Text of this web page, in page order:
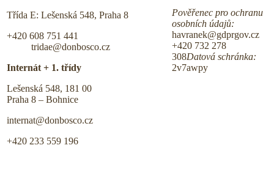
Třída E: Lešenská 548, Praha 8
+420 608 751 441
tridae@donbosco.cz
Internát + 1. třídy
Lešenská 548, 181 00
Praha 8 – Bohnice
internat@donbosco.cz
+420 233 559 196
Pověřenec pro ochranu
osobních údajů:
havranek@gdprgov.cz
+420 732 278
308Datová schránka:
2v7awpy